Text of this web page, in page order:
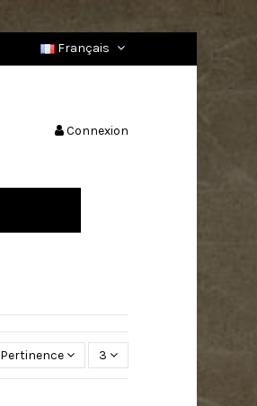
Français
Connexion
Pertinence 3